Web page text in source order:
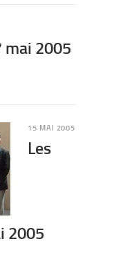
mai 2005
15 MAI 2005
Les
2005